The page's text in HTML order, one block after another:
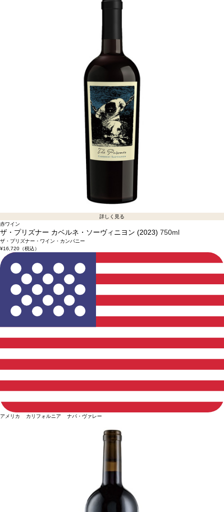
詳しく見る
赤ワイン
ザ・プリズナー カベルネ・ソーヴィニヨン (2023) 750ml
ザ・プリズナー・ワイン・カンパニー
¥16,720（税込）
アメリカ カリフォルニア ナパ・ヴァレー